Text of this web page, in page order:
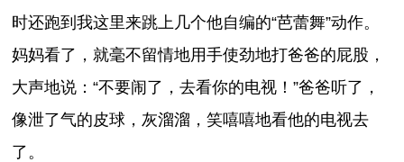
时还跑到我这里来跳上几个他自编的“芭蕾舞”动作。
妈妈看了，就毫不留情地用手使劲地打爸爸的屁股，
大声地说：“不要闹了，去看你的电视！”爸爸听了，
像泄了气的皮球，灰溜溜，笑嘻嘻地看他的电视去
了。